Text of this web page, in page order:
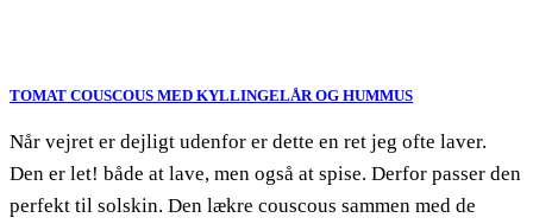
TOMAT COUSCOUS MED KYLLINGELÅR OG HUMMUS
Når vejret er dejligt udenfor er dette en ret jeg ofte laver.
Den er let! både at lave, men også at spise. Derfor passer den
perfekt til solskin. Den lækre couscous sammen med de